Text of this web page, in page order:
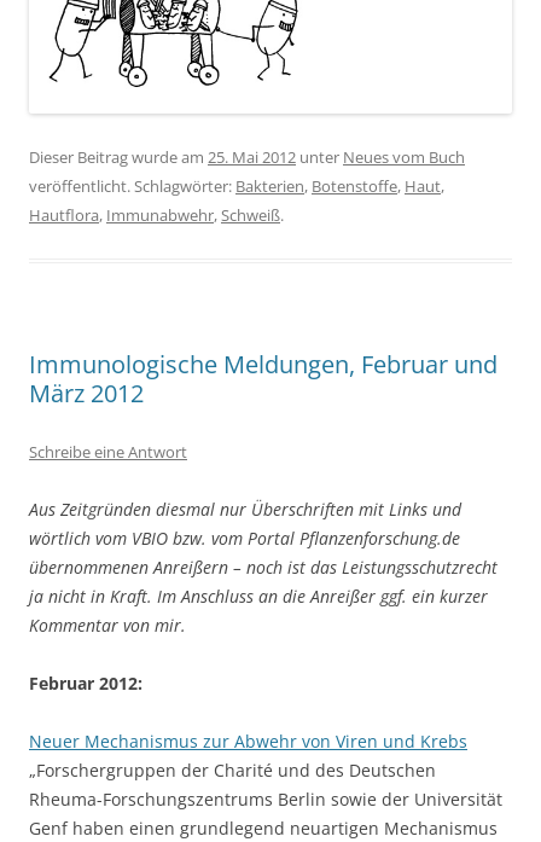
Dieser Beitrag wurde am 25. Mai 2012 unter Neues vom Buch
veröffentlicht. Schlagwörter: Bakterien, Botenstoffe, Haut,
Hautflora, Immunabwehr,Schweiß.
Immunologische Meldungen, Februar und
März 2012
Schreibe eine Antwort
Aus Zeitgründen diesmal nur Überschriften mit Links und
wörtlich vom VBIO bzw. vom Portal Pflanzenforschung.de
übernommenen Anreißern – noch ist das Leistungsschutzrecht
ja nicht in Kraft. Im Anschluss an die Anreißer ggf. ein kurzer
Kommentar von mir.
Februar 2012:
Neuer Mechanismus zur Abwehr von Viren und Krebs
„Forschergruppen der Charité und des Deutschen
Rheuma-Forschungszentrums Berlin sowie der Universität
Genf haben einen grundlegend neuartigen Mechanismus